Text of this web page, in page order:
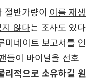
절반가량이 이를 재생
않다는 조사도 있다
미네이트 보고서를 인
들이 바이닐을 선호
리적으로 소유하길 원